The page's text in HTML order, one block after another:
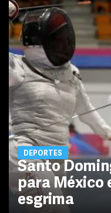
DEPORTES
Santo
para México
esgrima